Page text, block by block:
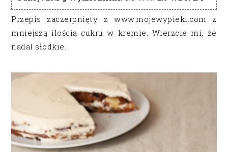
Przepis zaczerpnięty z www.mojewypieki.com z
mniejszą ilością cukru w kremie. Wierzcie mi, że
nadal słodkie.